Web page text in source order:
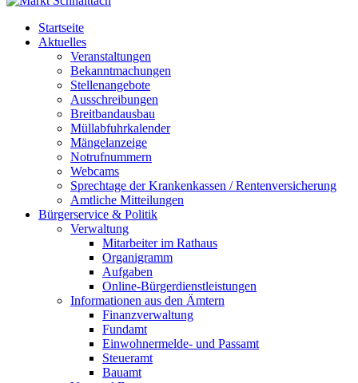
Startseite
Aktuelles
Veranstaltungen
Bekanntmachungen
Stellenangebote
Ausschreibungen
Breitbandausbau
Müllabfuhrkalender
Mängelanzeige
Notrufnummern
Webcams
Sprechtage der Krankenkassen / Rentenversicherung
Amtliche Mitteilungen
Bürgerservice & Politik
Verwaltung
Mitarbeiter im Rathaus
Organigramm
Aufgaben
Online-Bürgerdienstleistungen
Informationen aus den Ämtern
Finanzverwaltung
Fundamt
Einwohnermelde- und Passamt
Steueramt
Bauamt